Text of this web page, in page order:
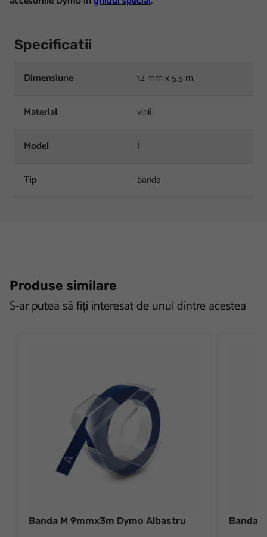
Specificatii
Dimensiune 12 mm x 5.5 m
Material vinil
Model I
Tip banda
Produse similare
S-ar putea să fiți interesat de unul dintre acestea
Banda M 9mmx3m Dymo Albastru Banda